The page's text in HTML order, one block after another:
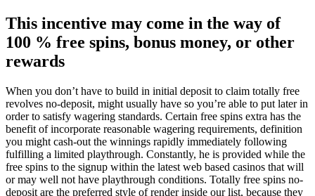
This incentive may come in the way of
100 % free spins, bonus money, or other
rewards
When you don’t have to build in initial deposit to claim totally free
revolves no-deposit, might usually have so you’re able to put later in
order to satisfy wagering standards. Certain free spins extra has the
benefit of incorporate reasonable wagering requirements, definition
you might cash-out the winnings rapidly immediately following
fulfilling a limited playthrough. Constantly, he is provided while the
free spins to the signup within the latest web based casinos that will
or may well not have playthrough conditions. Totally free spins no-
deposit are the preferred style of render inside our list, because they